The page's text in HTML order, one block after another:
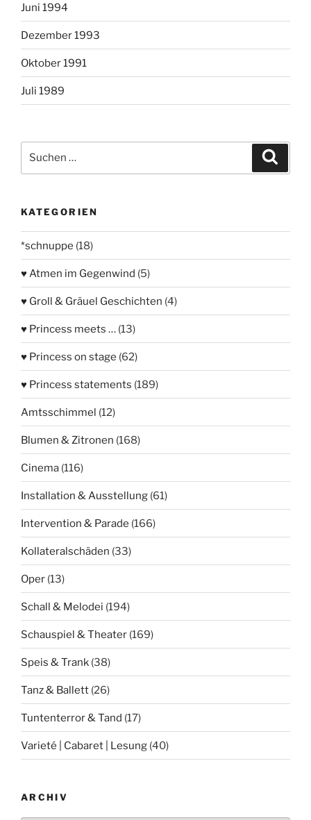
Juni 1994
Dezember 1993
Oktober 1991
Juli 1989
nach:
KATEGORIEN
*schnuppe (18)
♥ Atmen im Gegenwind (5)
♥ Groll & Gräuel Geschichten (4)
♥ Princess meets … (13)
♥ Princess on stage (62)
♥ Princess statements (189)
Amtsschimmel (12)
Blumen & Zitronen (168)
Cinema (116)
Installation & Ausstellung (61)
Intervention & Parade (166)
Kollateralschäden (33)
Oper (13)
Schall & Melodei (194)
Schauspiel & Theater (169)
Speis & Trank (38)
Tanz & Ballett (26)
Tuntenterror & Tand (17)
Varieté | Cabaret | Lesung (40)
ARCHIV